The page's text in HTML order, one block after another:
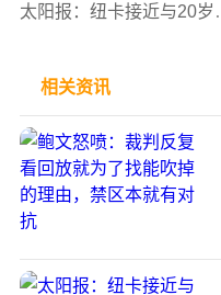
太阳报：纽卡接近与20岁中场麦利续签长约，球员将获得可观涨薪
相关资讯